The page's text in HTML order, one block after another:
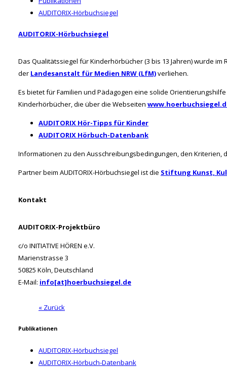
AUDITORIX-Hörbuchsiegel
AUDITORIX-Hörbuchsiegel
Das Qualitätssiegel für Kinderhörbücher (3 bis 13 Jahren) wurde
der Landesanstalt für Medien NRW (LfM)verliehen.
Es bietet für Familien und Pädagogen eine solide
Kinderhörbücher, die über die Webseiten
AUDITORIX Hör-Tipps für Kinder
AUDITORIX Hörbuch-Datenbank
Informationen zu den Ausschreibungsbedingungen, den
Partner beim AUDITORIX-Hörbuchsiegel ist die Stiftung Kunst,
Kontakt
AUDITORIX-Projektbüro
c/o INITIATIVE HÖREN e.V.
Marienstrasse 3
50825 Köln, Deutschland
E-Mail: info[at]hoerbuchsiegel.de
« Zurück
Publikationen
AUDITORIX-Hörbuchsiegel
AUDITORIX-Hörbuch-Datenbank